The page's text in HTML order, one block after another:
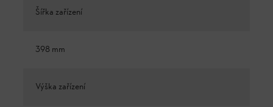
Šířka zařízení
398 mm
Výška zařízení